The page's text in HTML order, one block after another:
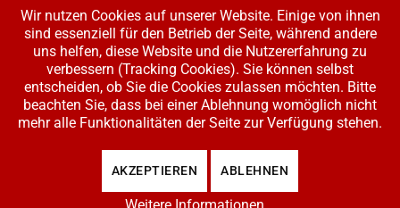
KUNDENINFORMATIONEN
WIDERRUFSRECHT
DATENSCHUTZERKLÄRUNG
ZAHLUNG UND VERSAND
BESTELLUNGEN
ADRESSE BEARBEITEN
IHR KONTO
LOGIN
REGISTRIEREN
Copyright © 2026 Modellbahnladen Klee GbR. Alle Rechte vorbehalten. Design:
Wir nutzen Cookies auf unserer Website. Einige von ihnen
sind essenziell für den Betrieb der Seite, während andere
uns helfen, diese Website und die Nutzererfahrung zu
verbessern (Tracking Cookies). Sie können selbst
entscheiden, ob Sie die Cookies zulassen möchten. Bitte
beachten Sie, dass bei einer Ablehnung womöglich nicht
mehr alle Funktionalitäten der Seite zur Verfügung stehen.
AKZEPTIEREN ABLEHNEN